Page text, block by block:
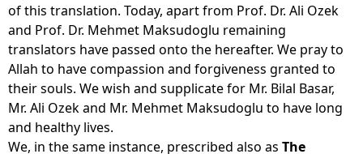
of this translation. Today, apart from Prof. Dr. Ali Ozek
and Prof. Dr. Mehmet Maksudoglu remaining
translators have passed onto the hereafter. We pray to
Allah to have compassion and forgiveness granted to
their souls. We wish and supplicate for Mr. Bilal Basar,
Mr. Ali Ozek and Mr. Mehmet Maksudoglu to have long
and healthy lives.
We, in the same instance, prescribed also as The